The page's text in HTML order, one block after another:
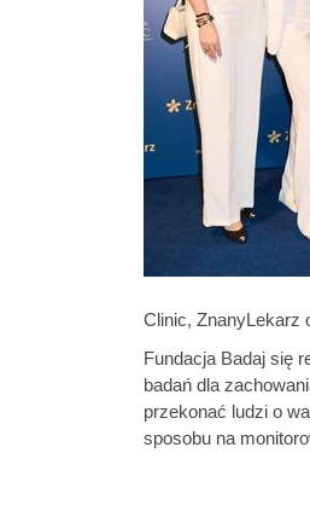
Clinic, ZnanyLekarz
Fundacja Badaj się
badań dla
przekonać ludzi o
sposobu na